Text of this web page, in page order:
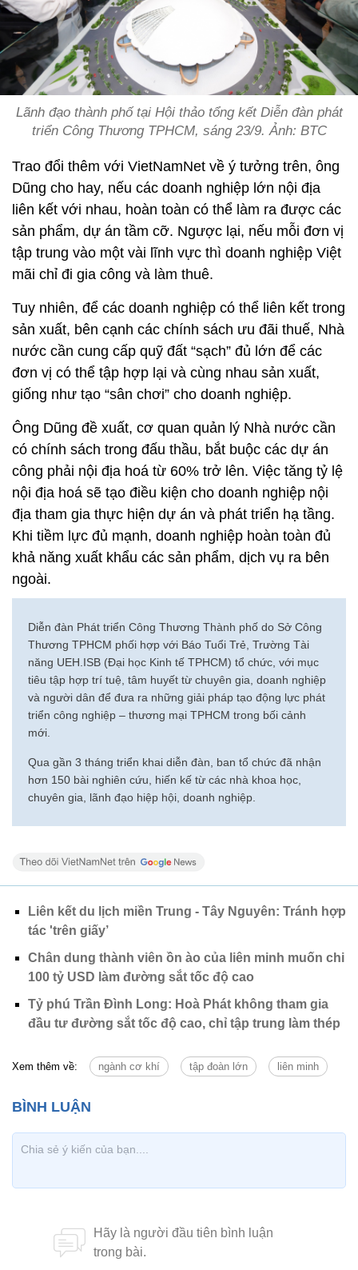
Lãnh đạo thành phố tại Hội thảo tổng kết Diễn đàn phát
triển Công Thương TPHCM, sáng 23/9. Ảnh: BTC
Trao đổi thêm với VietNamNet về ý tưởng trên, ông
Dũng cho hay, nếu các doanh nghiệp lớn nội địa
liên kết với nhau, hoàn toàn có thể làm ra được các
sản phẩm, dự án tầm cỡ. Ngược lại, nếu mỗi đơn vị
tập trung vào một vài lĩnh vực thì doanh nghiệp Việt
mãi chỉ đi gia công và làm thuê.
Tuy nhiên, để các doanh nghiệp có thể liên kết trong
sản xuất, bên cạnh các chính sách ưu đãi thuế, Nhà
nước cần cung cấp quỹ đất “sạch” đủ lớn để các
đơn vị có thể tập hợp lại và cùng nhau sản xuất,
giống như tạo “sân chơi” cho doanh nghiệp.
Ông Dũng đề xuất, cơ quan quản lý Nhà nước cần
có chính sách trong đấu thầu, bắt buộc các dự án
công phải nội địa hoá từ 60% trở lên. Việc tăng tỷ lệ
nội địa hoá sẽ tạo điều kiện cho doanh nghiệp nội
địa tham gia thực hiện dự án và phát triển hạ tầng.
Khi tiềm lực đủ mạnh, doanh nghiệp hoàn toàn đủ
khả năng xuất khẩu các sản phẩm, dịch vụ ra bên
ngoài.
Diễn đàn Phát triển Công Thương Thành phố do Sở Công
Thương TPHCM phối hợp với Báo Tuổi Trẻ, Trường Tài
năng UEH.ISB (Đại học Kinh tế TPHCM) tổ chức, với mục
tiêu tập hợp trí tuệ, tâm huyết từ chuyên gia, doanh nghiệp
và người dân để đưa ra những giải pháp tạo động lực phát
triển công nghiệp – thương mại TPHCM trong bối cảnh
mới.
Qua gần 3 tháng triển khai diễn đàn, ban tổ chức đã nhận
hơn 150 bài nghiên cứu, hiến kế từ các nhà khoa học,
chuyên gia, lãnh đạo hiệp hội, doanh nghiệp.
Liên kết du lịch miền Trung - Tây Nguyên: Tránh hợp
tác 'trên giấy’
Chân dung thành viên ồn ào của liên minh muốn chi
100 tỷ USD làm đường sắt tốc độ cao
Tỷ phú Trần Đình Long: Hoà Phát không tham gia
đầu tư đường sắt tốc độ cao, chỉ tập trung làm thép
Xem thêm về: ngành cơ khí tập đoàn lớn liên minh